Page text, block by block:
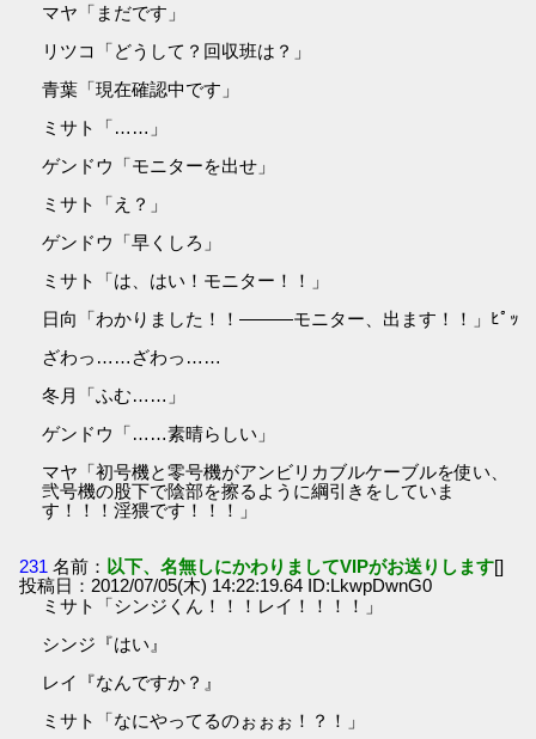
マヤ「まだです」
リツコ「どうして？回収班は？」
青葉「現在確認中です」
ミサト「……」
ゲンドウ「モニターを出せ」
ミサト「え？」
ゲンドウ「早くしろ」
ミサト「は、はい！モニター！！」
日向「わかりました！！―――モニター、出ます！！」ﾋﾟｯ
ざわっ……ざわっ……
冬月「ふむ……」
ゲンドウ「……素晴らしい」
マヤ「初号機と零号機がアンビリカブルケーブルを使い、
弐号機の股下で陰部を擦るように綱引きをしていま
す！！！淫猥です！！！」
231 名前： 以下、名無しにかわりましてVIPがお送りします[]
投稿日：2012/07/05(木) 14:22:19.64 ID:LkwpDwnG0
ミサト「シンジくん！！！レイ！！！！」
シンジ『はい』
レイ『なんですか？』
ミサト「なにやってるのぉぉぉ！？！」